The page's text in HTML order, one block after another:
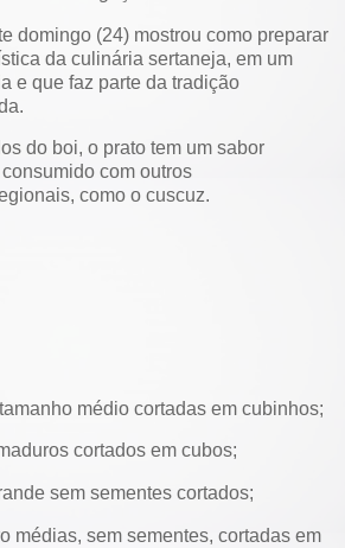
domingo (24) mostrou como preparar
da culinária sertaneja, em um
e que faz parte da tradição
do boi, o prato tem um sabor
com outros
como o cuscuz.
médio cortadas em cubinhos;
cortados em cubos;
sem sementes cortados;
médias, sem sementes, cortadas em